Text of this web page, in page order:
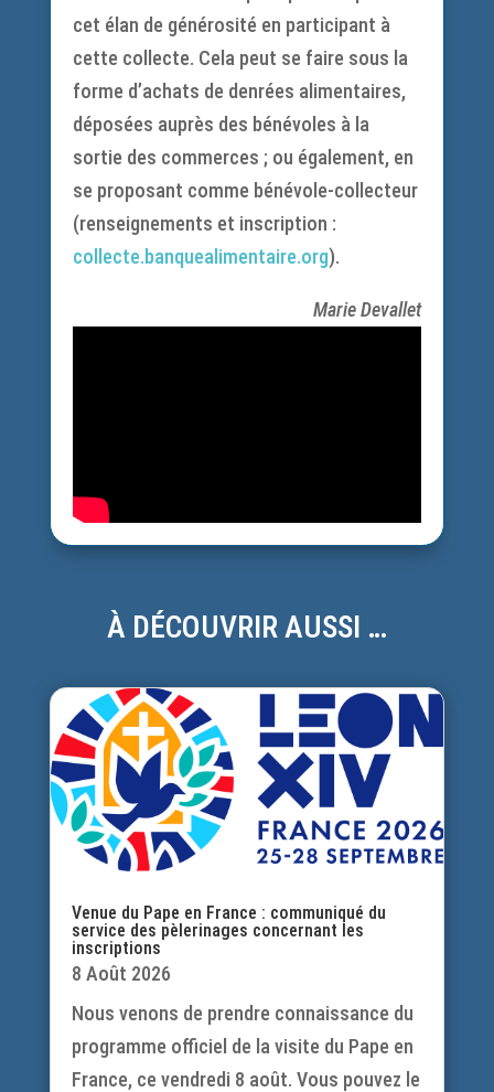
cet élan de générosité en participant à
cette collecte. Cela peut se faire sous la
forme d’achats de denrées alimentaires,
déposées auprès des bénévoles à la
sortie des commerces ; ou également, en
se proposant comme bénévole-collecteur
(renseignements et inscription :
collecte.banquealimentaire.org).
Marie Devallet
À DÉCOUVRIR AUSSI …
Venue du Pape en France : communiqué du
service des pèlerinages concernant les
inscriptions
8 Août 2026
Nous venons de prendre connaissance du
programme officiel de la visite du Pape en
France, ce vendredi 8 août. Vous pouvez le